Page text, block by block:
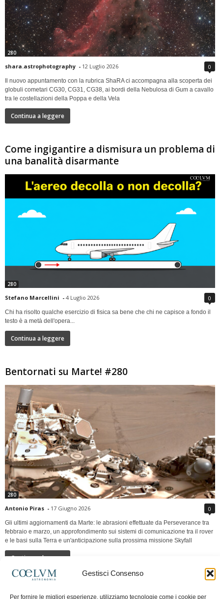
Gestisci Consenso
Per fornire le migliori esperienze, utilizziamo tecnologie come i cookie per
280
shara.astrophotography - 12 Luglio 2026 0
Il nuovo appuntamento con la rubrica ShaRA ci accompagna alla scoperta dei
globuli cometari CG30, CG31, CG38, ai bordi della Nebulosa di Gum a cavallo
tra le costellazioni della Poppa e della Vela
Continua a leggere
Come ingigantire a dismisura un problema di
una banalità disarmante
280
Stefano Marcellini - 4 Luglio 2026 0
Chi ha risolto qualche esercizio di fisica sa bene che chi ne capisce a fondo il
testo è a metà dell'opera...
Continua a leggere
Bentornati su Marte! #280
280
Antonio Piras - 17 Giugno 2026 0
Gli ultimi aggiornamenti da Marte: le abrasioni effettuate da Perseverance tra
febbraio e marzo, un approfondimento sui sistemi di comunicazione tra il rover
e le basi sulla Terra e un'anticipazione sulla prossima missione Skyfall
Continua a leggere